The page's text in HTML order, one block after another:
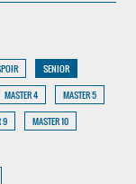
SENIOR
MASTER 4
MASTER 5
9 MASTER 10